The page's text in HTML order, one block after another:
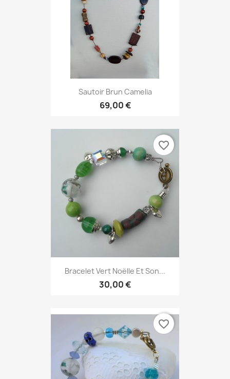
Sautoir Brun Camelia
69,00 €
Bracelet Vert Noëlle Et Son...
30,00 €
favorite_border
favorite_border